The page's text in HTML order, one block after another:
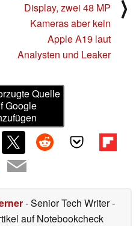
Display, zwei 48 MP
Kameras aber kein
Apple A19 laut
Analysten und Leaker
⟩
Quelle
Google
- Senior Tech Writer-
auf Notebookcheck